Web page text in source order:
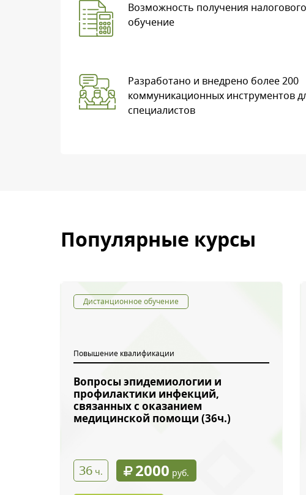
Возможность получения
обучение
Разработано и внедрено более 200
коммуникационных инструментов
специалистов
Популярные курсы
Дистанционное обучение
Повышение квалификации
Вопросы эпидемиологии и
профилактики инфекций,
связанных с оказанием
медицинской помощи (36ч.)
36 ч. 2000 руб.
Обратный